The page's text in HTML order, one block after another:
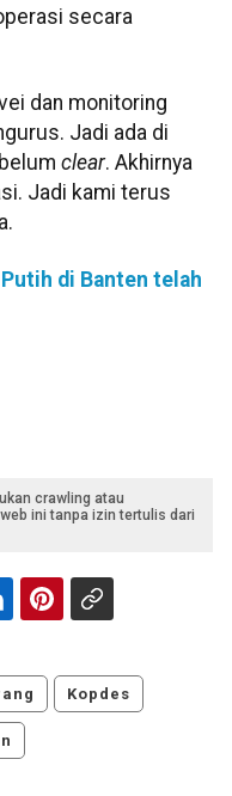
secara
dan monitoring
Jadi ada di
clear. Akhirnya
Jadi kami terus
di Banten telah
crawling atau
ini tanpa izin tertulis dari
Kopdes